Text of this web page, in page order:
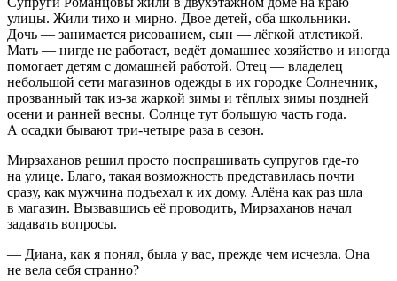
улицы. Жили тихо и мирно. Двое детей, оба школьники.
Дочь — занимается рисованием, сын — лёгкой атлетикой.
Мать — нигде не работает, ведёт домашнее хозяйство и иногда
помогает детям с домашней работой. Отец — владелец
небольшой сети магазинов одежды в их городке Солнечник,
прозванный так из-за жаркой зимы и тёплых зимы поздней
осени и ранней весны. Солнце тут большую часть года.
А осадки бывают три-четыре раза в сезон.
Мирзаханов решил просто поспрашивать супругов где-то
на улице. Благо, такая возможность представилась почти
сразу, как мужчина подъехал к их дому. Алёна как раз шла
в магазин. Вызвавшись её проводить, Мирзаханов начал
задавать вопросы.
— Диана, как я понял, была у вас, прежде чем исчезла. Она
не вела себя странно?